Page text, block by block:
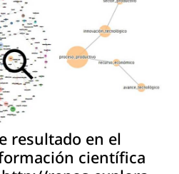
resultado en el
científica